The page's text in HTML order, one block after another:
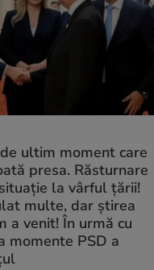
ultim moment care
presa. Răsturnare
la vârful țării!
multe, dar știrea
a venit! În urmă cu
momente PSD a